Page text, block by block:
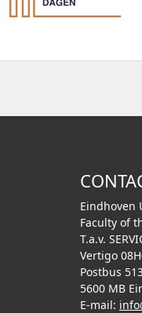
Eindhoven
Faculty of
T.a.v.
Vertigo
Postbus
5600 MB
E-mail: